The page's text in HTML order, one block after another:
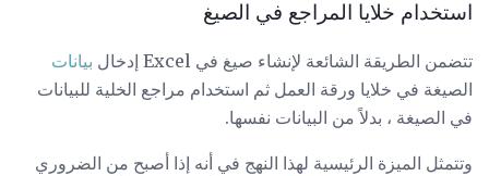
استخدام خلايا المراجع في الصيغ
تتضمن الطريقة الشائعة لإنشاء صيغ في Excel إدخال
بيانات
الصيغة في خلايا ورقة العمل ثم استخدام مراجع الخلية للبيانات
في الصيغة ، بدلاً من البيانات نفسها.
وتتمثل الميزة الرئيسية لهذا النهج في أنه إذا أصبح من الضروري